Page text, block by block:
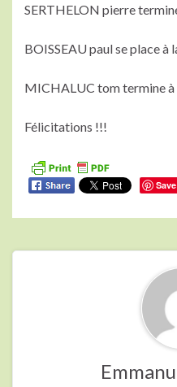
SERTHELON pierre
BOISSEAU paul se place à
MICHALUC tom termine à
Félicitations !!!
Save